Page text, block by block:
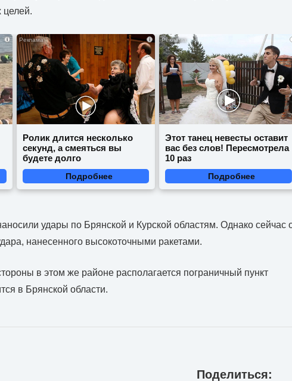
целей.
i i
Ролик длится несколько
секунд, а смеяться вы
будете долго
Подробнее
Этот танец невесты оставит
вас без слов! Пересмотрела
10 раз
Подробнее
удары по Брянской и Курской областям. Однако сейчас
нанесенного высокоточными ракетами.
в этом же районе располагается пограничный пункт
в Брянской области.
Поделиться: